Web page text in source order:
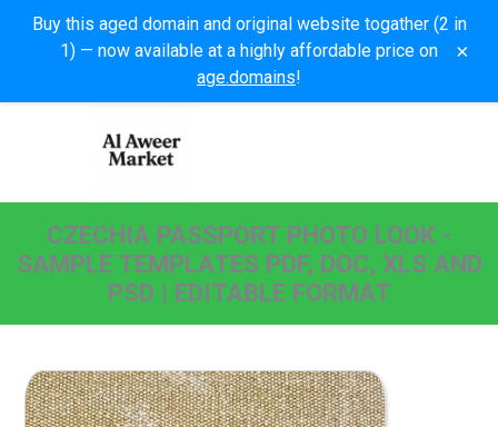
Buy this aged domain and original website togather (2 in
1) — now available at a highly affordable price on
age.domains!
×
CZECHIA PASSPORT PHOTO LOOK -
SAMPLE TEMPLATES PDF, DOC, XLS AND
PSD | EDITABLE FORMAT